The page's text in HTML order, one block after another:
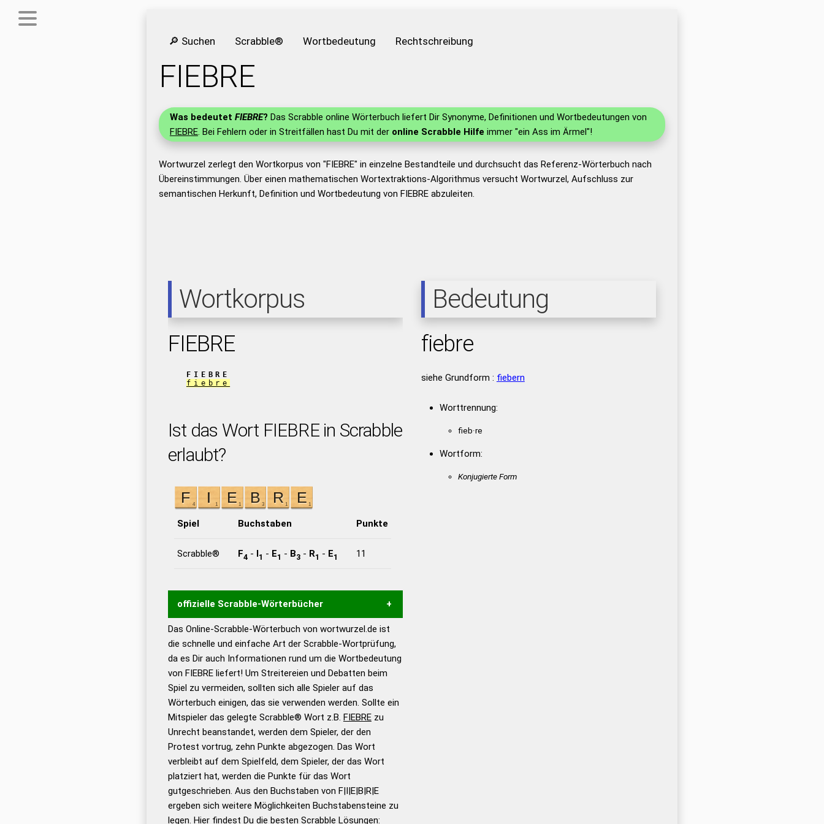
🔎 Suchen Scrabble® Wortbedeutung Rechtschreibung
FIEBRE
Was bedeutet FIEBRE? Das Scrabble online Wörterbuch liefert Dir Synonyme, Definitionen und Wortbedeutungen von
FIEBRE. Bei Fehlern oder in Streitfällen hast Du mit der online Scrabble Hilfe immer "ein Ass im Ärmel"!
Wortwurzel zerlegt den Wortkorpus von "FIEBRE" in einzelne Bestandteile und durchsucht das Referenz-Wörterbuch nach
Übereinstimmungen. Über einen mathematischen Wortextraktions-Algorithmus versucht Wortwurzel, Aufschluss zur
semantischen Herkunft, Definition und Wortbedeutung von FIEBRE abzuleiten.
Wortkorpus
FIEBRE
FIEBRE
fiebre
Ist das Wort FIEBRE in Scrabble
erlaubt?
Spiel Buchstaben Punkte
Scrabble® F4 - I1 - E1 - B3- R1 - E1 11
offizielle Scrabble-Wörterbücher
Wortwurzel liefert mit Hilfe eines semantischen
Wortanalyse-Algorithmus gute Anhaltspunkte zu
Wortbedeutung, Worttrennung und Wortform, um die
Gültigkeit eines Wortes für das Scrabble-Spiel zu
bestimmen! zugelassene Turnier Scrabble-
Wörterbücher sind:
Duden – Standardwerk in 12
Bänden
Duden – Richtiges und gutes
Deutsch
Duden – Die deutsche Grammatik
Das Online-Scrabble-Wörterbuch von wortwurzel.de ist
die schnelle und einfache Art der Scrabble-Wortprüfung,
da es Dir auch Informationen rund um die Wortbedeutung
von FIEBRE liefert! Um Streitereien und Debatten beim
Spiel zu vermeiden, sollten sich alle Spieler auf das
Wörterbuch einigen, das sie verwenden werden. Sollte ein
Mitspieler das gelegte Scrabble® Wort z.B. FIEBREzu
Unrecht beanstandet, werden dem Spieler, der den
Protest vortrug, zehn Punkte abgezogen. Das Wort
verbleibt auf dem Spielfeld, dem Spieler, der das Wort
platziert hat, werden die Punkte für das Wort
gutgeschrieben. Aus den Buchstaben von F|I|E|B|R|E
ergeben sich weitere Möglichkeiten Buchstabensteine zu
legen. Hier findest Du die besten Scrabble Lösungen:
Bedeutung
fiebre
siehe Grundform : fiebern
Worttrennung:
fieb·re
Wortform:
Konjugierte Form